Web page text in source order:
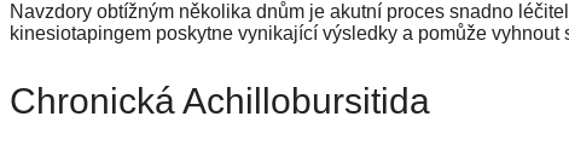
Navzdory obtížným několika dnům je akutní proces snadno
kinesiotapingem poskytne vynikající výsledky a pomůže
Chronická Achillobursitida